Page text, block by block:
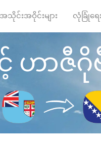
အသိုင်းအဝိုင်းများ လုံခြုံရေ
ဟာဇီ